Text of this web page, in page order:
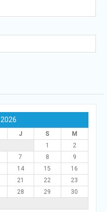
J S
M
1
2
7 8
9
14 15
16
21 22
23
28 29
30